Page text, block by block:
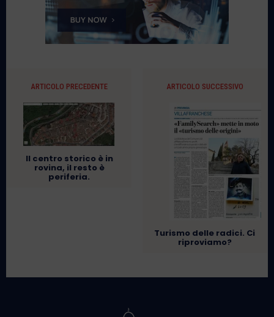
ARTICOLO PRECEDENTE
Il centro storico è in
rovina, il resto è
periferia.
ARTICOLO SUCCESSIVO
Turismo delle radici. Ci
riproviamo?